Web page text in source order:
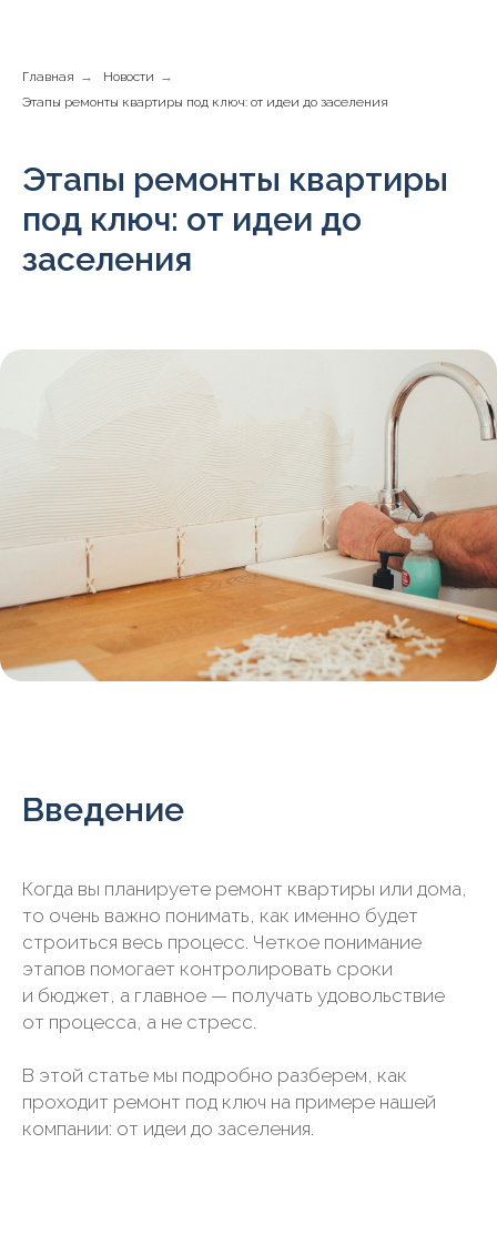
Главная → Новости →
Этапы ремонты квартиры под ключ: от идеи до заселения
Этапы ремонты квартиры
под ключ: от идеи до
заселения
Введение
Когда вы планируете ремонт квартиры или дома,
то очень важно понимать, как именно будет
строиться весь процесс. Четкое понимание
этапов помогает контролировать сроки
и бюджет, а главное — получать удовольствие
от процесса, а не стресс.
В этой статье мы подробно разберем, как
проходит ремонт под ключ на примере нашей
компании: от идеи до заселения.